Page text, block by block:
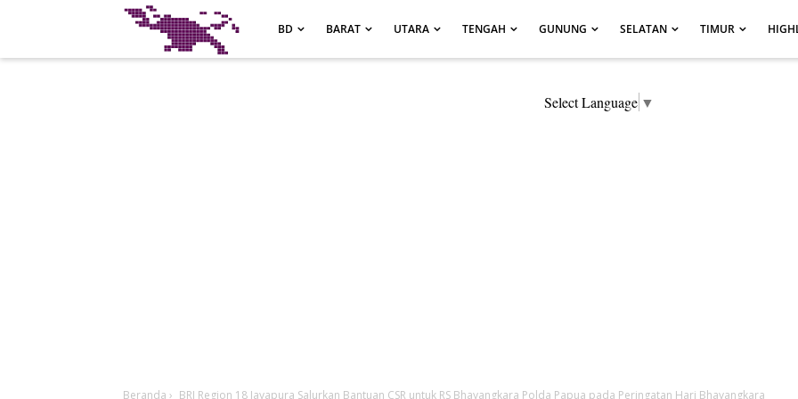
BD BARAT UTARA TENGAH GUNUNG SELATAN TIMUR
Select Language ▼
Beranda › BRI Region 18 Jayapura Salurkan Bantuan CSR untuk RS Bhayangkara Polda Papua pada Peringatan Hari Bhayangkara